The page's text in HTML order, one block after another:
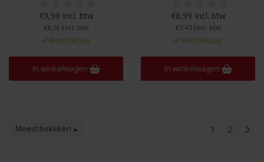
€9,99 Incl. btw
€8,26 Excl. btw
Beschikbaar
In winkelwagen
€8,99 Incl. btw
€7,43 Excl. btw
Beschikbaar
In winkelwagen
Meest bekeken 1 2